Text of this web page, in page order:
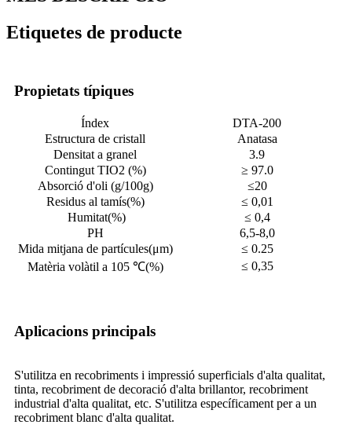
Etiquetes de producte
Propietats típiques
Índex DTA-200
Estructura de cristall
Anatasa
Densitat a granel
3.9
Contingut TIO2 (%)
≥ 97.0
Absorció d'oli (g/100g)
≤20
Residus al tamís(%)
≤ 0,01
Humitat(%)
≤ 0,4
PH
6,5-8,0
Mida mitjana de partícules(μm) ≤ 0.25
Matèria volàtil a 105 ℃(%) ≤ 0,35
Aplicacions principals
S'utilitza en recobriments i impressió superficials d'alta qualitat,
tinta, recobriment de decoració d'alta brillantor, recobriment
industrial d'alta qualitat, etc. S'utilitza específicament per a un
recobriment blanc d'alta qualitat.